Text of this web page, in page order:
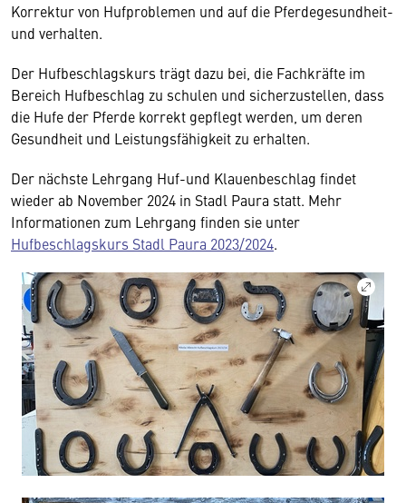
Korrektur von Hufproblemen und auf die Pferdegesundheit-
und verhalten.
Der Hufbeschlagskurs trägt dazu bei, die Fachkräfte im
Bereich Hufbeschlag zu schulen und sicherzustellen, dass
die Hufe der Pferde korrekt gepflegt werden, um deren
Gesundheit und Leistungsfähigkeit zu erhalten.
Der nächste Lehrgang Huf-und Klauenbeschlag findet
wieder ab November 2024 in Stadl Paura statt. Mehr
Informationen zum Lehrgang finden sie unter
Hufbeschlagskurs Stadl Paura 2023/2024.